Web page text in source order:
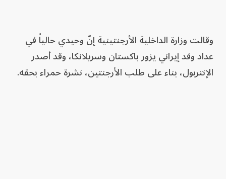
وقالت وزارة الداخلية الأرجنتينية إنّ وحيدي حالياً في
عداد وفد إيراني يزور باكستان وسريلانكا، وقد أصدر
الإنتربول، بناء على طلب الأرجنتين، نشرة حمراء بحقه.